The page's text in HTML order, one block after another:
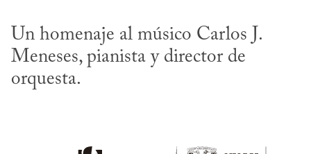
Un homenaje al músico Carlos J.
Meneses, pianista y director de
orquesta.